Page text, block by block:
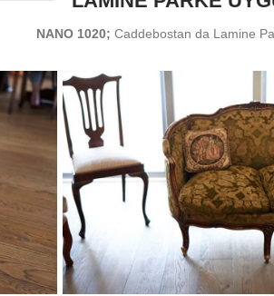
NANO 1020; Caddebostan da Lamine